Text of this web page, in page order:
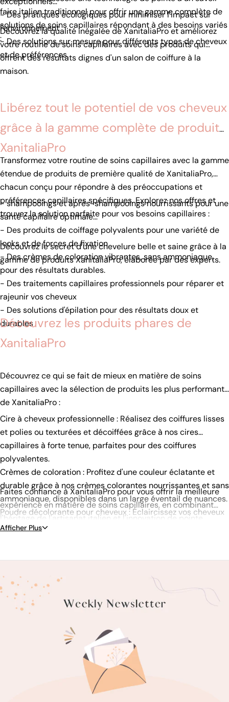
faire italien traditionnel pour offrir une gamme complète de
solutions de soins capillaires répondant à des besoins variés
:
- Des pratiques écologiques pour minimiser l'impact sur
l'environnement
- Des solutions sur mesure pour différents types de cheveux
et de préférences.
Découvrez la qualité inégalée de XanitaliaPro et améliorez
votre routine de soins capillaires avec des produits qui
offrent des résultats dignes d'un salon de coiffure à la
maison.
Libérez tout le potentiel de vos cheveux
grâce à la gamme complète de produits
XanitaliaPro
Transformez votre routine de soins capillaires avec la gamme
étendue de produits de première qualité de XanitaliaPro,
chacun conçu pour répondre à des préoccupations et
préférences capillaires spécifiques. Explorez nos offres et
trouvez la solution parfaite pour vos besoins capillaires :
- shampooings et après-shampooings nourrissants pour une
santé capillaire optimale
- Des produits de coiffage polyvalents pour une variété de
looks et de forces de fixation
- Des crèmes de coloration vibrantes, sans ammoniaque,
pour des résultats durables.
- Des traitements capillaires professionnels pour réparer et
rajeunir vos cheveux
- Des solutions d'épilation pour des résultats doux et
durables
Découvrez le secret d'une chevelure belle et saine grâce à la
gamme de produits XanitaliaPro, élaborée par des experts.
Découvrez les produits phares de
XanitaliaPro
Découvrez ce qui se fait de mieux en matière de soins
capillaires avec la sélection de produits les plus performants
de XanitaliaPro :
Cire à cheveux professionnelle : Réalisez des coiffures lisses
et polies ou texturées et décoiffées grâce à nos cires
capillaires à forte tenue, parfaites pour des coiffures
polyvalentes.
Crèmes de coloration : Profitez d'une couleur éclatante et
durable grâce à nos crèmes colorantes nourrissantes et sans
ammoniaque, disponibles dans un large éventail de nuances.
Poudre décolorante pour cheveux : Éclaircissez vos cheveux
efficacement et en toute sécurité grâce à nos poudres
shampooings et après-shampooings spécialisés, qui
répondent à des préoccupations telles que l'hydratation, la
protection de la couleur et la lutte contre les pellicules.
grâce à notre gamme de traitements, notamment des
masques et des sérums nourrissants.
Produits de coiffage : Créez le look que vous souhaitez grâce
à notre assortiment de produits coiffants, notamment des
sprays, des gels et des mousses.
Faites confiance à XanitaliaPro pour vous offrir la meilleure
expérience en matière de soins capillaires, en combinant
l'héritage de l'artisanat italien et l'innovation de pointe.
Afficher Plus